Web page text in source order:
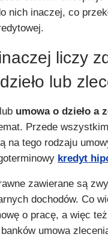
nich inaczej, co
liczy
lub
umowa o dzieło a
Przede
na tego rodzaju
kredyt
zawierane są
dochodów. Co
o pracę, a więc
umowa